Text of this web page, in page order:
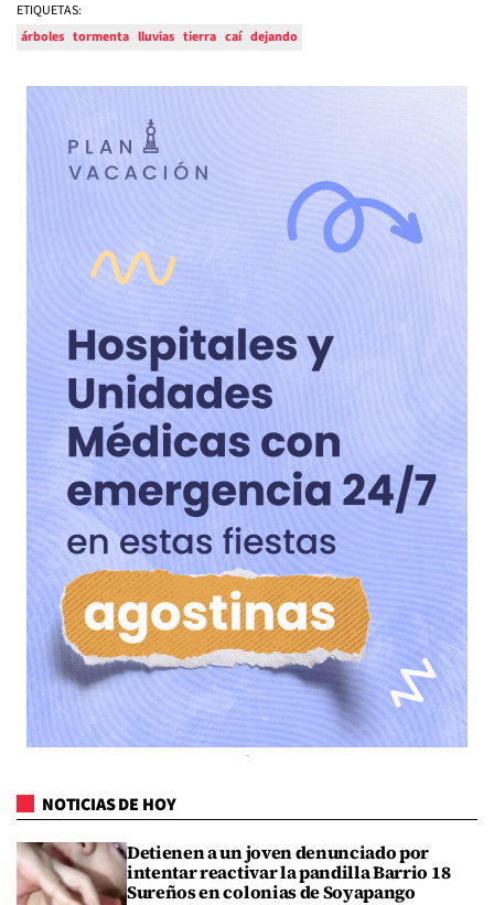
ETIQUETAS:
árboles tormenta lluvias tierra caí dejando
NOTICIAS DE HOY
Detienen a un joven denunciado por
intentar reactivar la pandilla Barrio 18
Sureños en colonias de Soyapango